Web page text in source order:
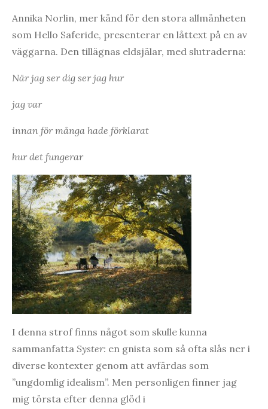
Annika Norlin, mer känd för den stora allmänheten
som Hello Saferide, presenterar en låttext på en av
väggarna. Den tillägnas eldsjälar, med slutraderna:
När jag ser dig ser jag hur
jag var
innan för många hade förklarat
hur det fungerar
I denna strof finns något som skulle kunna
sammanfatta Syster: en gnista som så ofta slås ner i
diverse kontexter genom att avfärdas som
”ungdomlig idealism”. Men personligen finner jag
mig törsta efter denna glöd i